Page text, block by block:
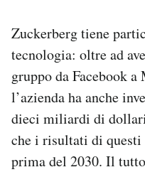
Zuckerberg tiene
tecnologia: oltre ad
gruppo da Facebook
l’azienda ha anche
dieci miliardi di
che i risultati di
prima del 2030. Il